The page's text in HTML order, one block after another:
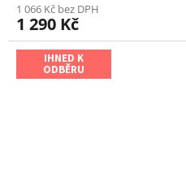
1 066 Kč bez DPH
1 290 Kč
IHNED K
ODBĚRU